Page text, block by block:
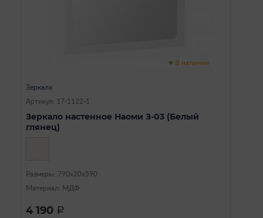
В наличии
Зеркала
Артикул: 17-1122-1
Зеркало настенное Наоми З-03 (Белый
глянец)
Размеры: 790х20х590
Материал: МДФ
4 190 a